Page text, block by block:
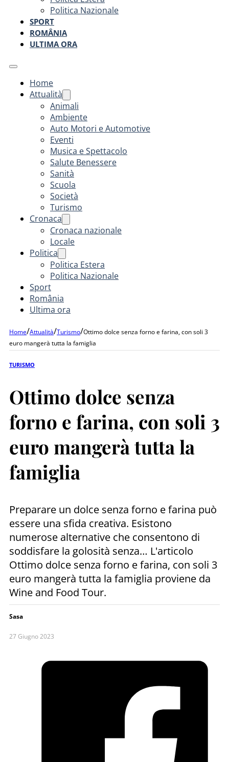
Politica Nazionale
SPORT
ROMÂNIA
ULTIMA ORA
Home
Attualità
Animali
Ambiente
Auto Motori e Automotive
Eventi
Musica e Spettacolo
Salute Benessere
Sanità
Scuola
Società
Turismo
Cronaca
Cronaca nazionale
Locale
Politica
Politica Estera
Politica Nazionale
Sport
România
Ultima ora
Home/Attualità/Turismo/Ottimo dolce senza forno e farina, con soli 3
euro mangerà tutta la famiglia
TURISMO
Ottimo dolce senza
forno e farina, con soli 3
euro mangerà tutta la
famiglia
Preparare un dolce senza forno e farina può
essere una sfida creativa. Esistono
numerose alternative che consentono di
soddisfare la golosità senza… L'articolo
Ottimo dolce senza forno e farina, con soli 3
euro mangerà tutta la famiglia proviene da
Wine and Food Tour.
Sasa
27 Giugno 2023